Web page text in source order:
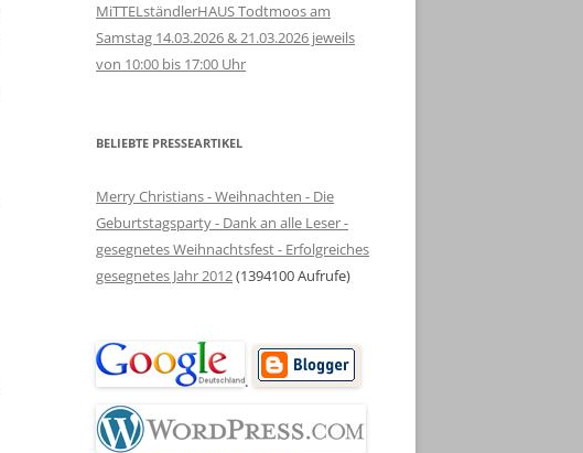
MiTTELständlerHAUS Todtmoos am
Samstag 14.03.2026 & 21.03.2026 jeweils
von 10:00 bis 17:00 Uhr
BELIEBTE PRESSEARTIKEL
Merry Christians - Weihnachten - Die
Geburtstagsparty - Dank an alle Leser -
gesegnetes Weihnachtsfest - Erfolgreiches
gesegnetes Jahr 2012(1394100 Aufrufe)
.